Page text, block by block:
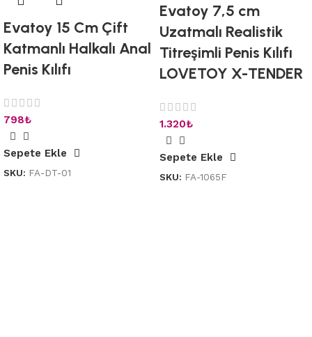
Evatoy 15 Cm Çift
Katmanlı Halkalı Anal
Penis Kılıfı
798₺
Sepete Ekle
SKU: FA-DT-01
Evatoy 7,5 cm
Uzatmalı Realistik
Titreşimli Penis Kılıfı
LOVETOY X-TENDER
1.320₺
Sepete Ekle
SKU: FA-1065F